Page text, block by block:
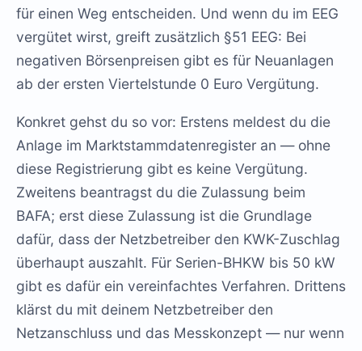
für einen Weg entscheiden. Und wenn du im EEG
vergütet wirst, greift zusätzlich §51 EEG: Bei
negativen Börsenpreisen gibt es für Neuanlagen
ab der ersten Viertelstunde 0 Euro Vergütung.
Konkret gehst du so vor: Erstens meldest du die
Anlage im Marktstammdatenregister an — ohne
diese Registrierung gibt es keine Vergütung.
Zweitens beantragst du die Zulassung beim
BAFA; erst diese Zulassung ist die Grundlage
dafür, dass der Netzbetreiber den KWK-Zuschlag
überhaupt auszahlt. Für Serien-BHKW bis 50 kW
gibt es dafür ein vereinfachtes Verfahren. Drittens
klärst du mit deinem Netzbetreiber den
Netzanschluss und das Messkonzept — nur wenn